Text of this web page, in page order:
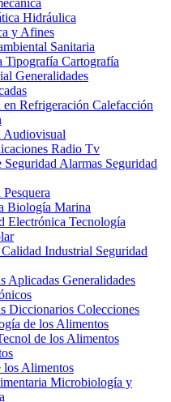
Hidráulica
y Afines
Sanitaria
Tipografía Cartografía
Generalidades
en Refrigeración Calefacción
Audiovisual
Radio Tv
Seguridad Alarmas Seguridad
Biología Marina
Electrónica Tecnología
Industrial Seguridad
Aplicadas Generalidades
Diccionarios Colecciones
de los Alimentos
de los Alimentos
los Alimentos
Microbiología y